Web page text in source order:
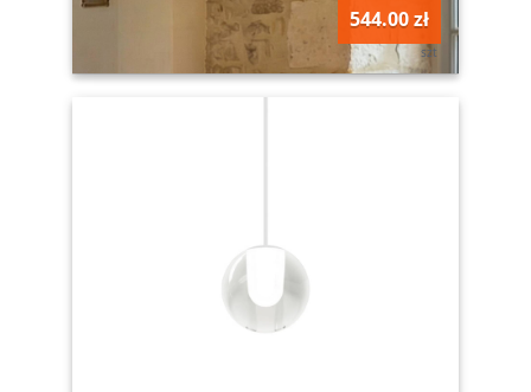
544.00 zł
szt